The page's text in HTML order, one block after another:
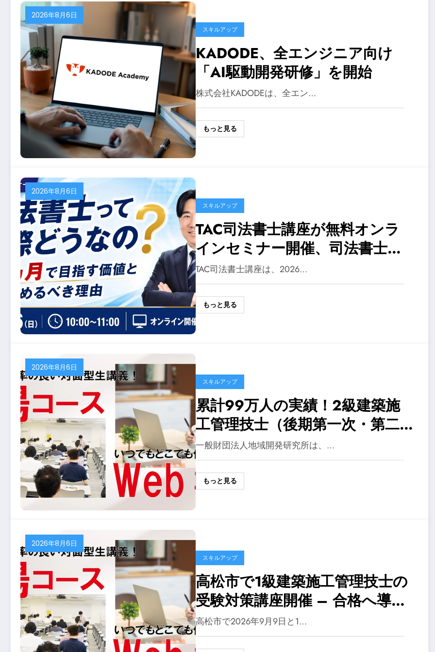
2026年8月6日
スキルアップ
KADODE、全エンジニア向け
「AI駆動開発研修」を開始
株式会社KADODEは、全エン…
もっと見る
2026年8月6日
スキルアップ
TAC司法書士講座が無料オンラ
インセミナー開催、司法書士の
価値と学習戦略を解説
TAC司法書士講座は、2026…
もっと見る
2026年8月6日
スキルアップ
累計99万人の実績！2級建築施
工管理技士（後期第一次・第二
次検定）の資格取得をサポート
する講習会が9月下旬より開講
一般財団法人地域開発研究所は、…
もっと見る
2026年8月6日
スキルアップ
高松市で1級建築施工管理技士の
受験対策講座開催 – 合格へ導く
2日間
高松市で2026年9月9日と1…